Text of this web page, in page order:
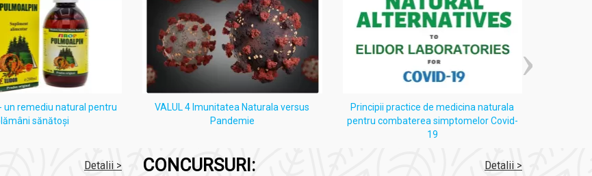
un remediu natural pentru
sănătoși
VALUL 4 Imunitatea Naturala versus
Pandemie
Principii practice de medicina naturala
pentru combaterea simptomelor Covid-
19
Detalii > CONCURSURI: Detalii >